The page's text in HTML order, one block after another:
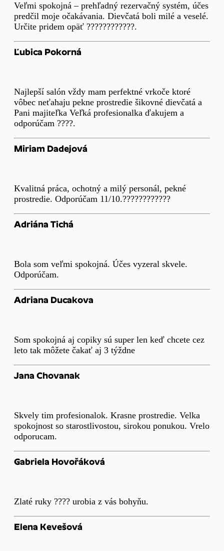
Veľmi spokojná – prehľadný rezervačný systém, účes
predčil moje očakávania. Dievčatá boli milé a veselé.
Určite pridem opäť ????????????.
Ľubica Pokorná
Najlepší salón vždy mam perfektné vrkoče ktoré
vôbec neťahaju pekne prostredie šikovné dievčatá a
Pani majiteľka Veľká profesionalka ďakujem a
odporúčam ????.
Miriam Dadejová
Kvalitná práca, ochotný a milý personál, pekné
prostredie. Odporúčam 11/10.????????????
Adriána Tichá
Bola som veľmi spokojná. Účes vyzeral skvele.
Odporúčam.
Adriana Ducakova
Som spokojná aj copiky sú super len keď chcete cez
leto tak môžete čakať aj 3 týždne
Jana Chovanak
Skvely tim profesionalok. Krasne prostredie. Velka
spokojnost so starostlivostou, sirokou ponukou. Vrelo
odporucam.
Gabriela Hovořáková
Zlaté ruky ???? urobia z vás bohyňu.
Elena Kevešová